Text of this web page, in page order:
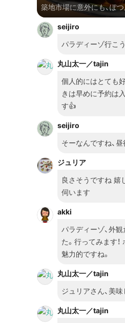
築地市場に意外にも、ぽ
ます。 数多あるお寿司屋さんや海鮮丼屋さんには目も
くれず、男らしく目的の
です笑 ことあるごとにどうしてもここの名物パスタが
無性に食べたくなってし
ていたので、思いつくと
行ったりします。 １スポットだけだと淋しいので、自
分が知っている周辺のお
紹介します。
seijiro
パラディーゾ行こ
丸山太一／tajin
個人的にはとても
きは早めに予約は
す👍
seijiro
そーなんですね、
ジュリア
良さそうですね 嬉
伺います
akki
パラディーゾ、外
た。行ってみます
魅力的ですね。
丸山太一／tajin
ジュリアさん、美
丸山太一／tajin